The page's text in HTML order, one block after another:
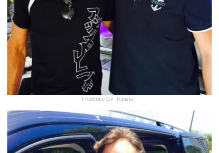
Frederico Gil- Tenista